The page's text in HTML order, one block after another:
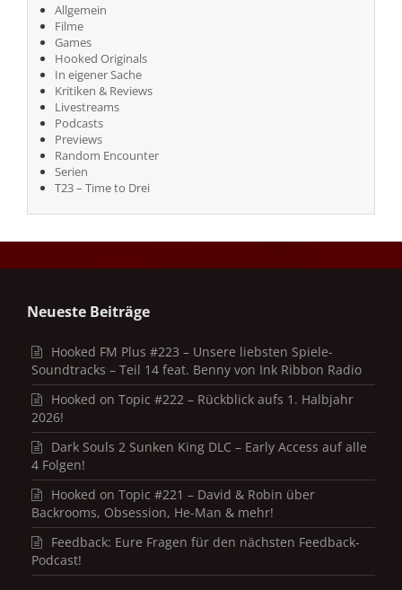
Allgemein
Filme
Games
Hooked Originals
In eigener Sache
Kritiken & Reviews
Livestreams
Podcasts
Previews
Random Encounter
Serien
T23 – Time to Drei
Neueste Beiträge
Hooked FM Plus #223 – Unsere liebsten Spiele-
Soundtracks – Teil 14 feat. Benny von Ink Ribbon Radio
Hooked on Topic #222 – Rückblick aufs 1. Halbjahr
2026!
Dark Souls 2 Sunken King DLC – Early Access auf alle
4 Folgen!
Hooked on Topic #221 – David & Robin über
Backrooms, Obsession, He-Man & mehr!
Feedback: Eure Fragen für den nächsten Feedback-
Podcast!